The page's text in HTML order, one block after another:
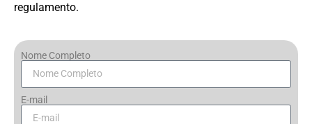
regulamento.
Nome Completo
E-mail